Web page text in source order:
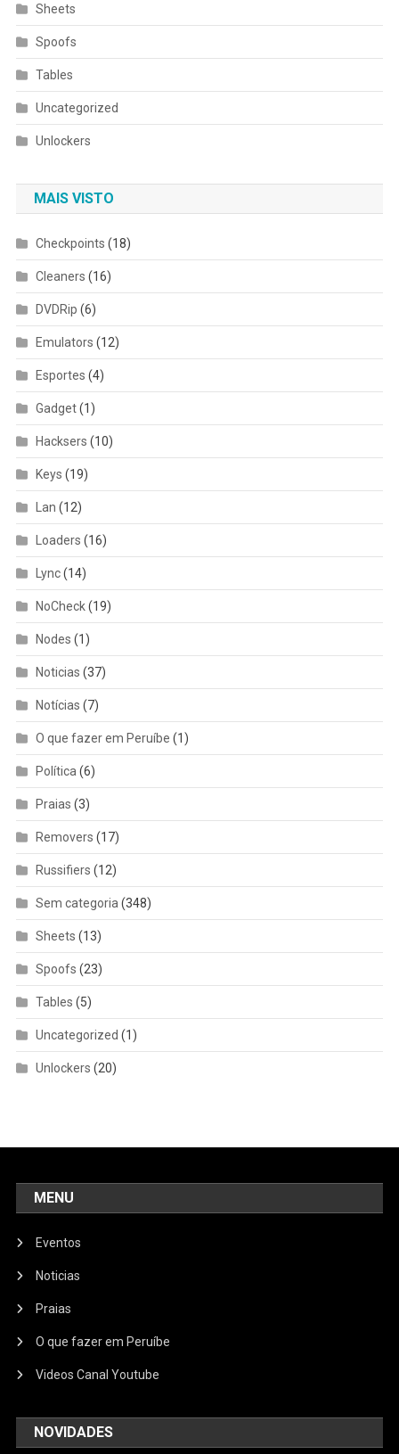
Sheets
Spoofs
Tables
Uncategorized
Unlockers
MAIS VISTO
Checkpoints (18)
Cleaners (16)
DVDRip (6)
Emulators (12)
Esportes (4)
Gadget(1)
Hacksers (10)
Keys (19)
Lan (12)
Loaders (16)
Lync(14)
NoCheck(19)
Nodes (1)
Noticias (37)
Notícias (7)
O que fazer em Peruíbe (1)
Política (6)
Praias (3)
Removers (17)
Russifiers (12)
Sem categoria (348)
Sheets (13)
Spoofs (23)
Tables (5)
Uncategorized (1)
Unlockers (20)
MENU
Eventos
Noticias
Praias
O que fazer em Peruíbe
Videos Canal Youtube
NOVIDADES